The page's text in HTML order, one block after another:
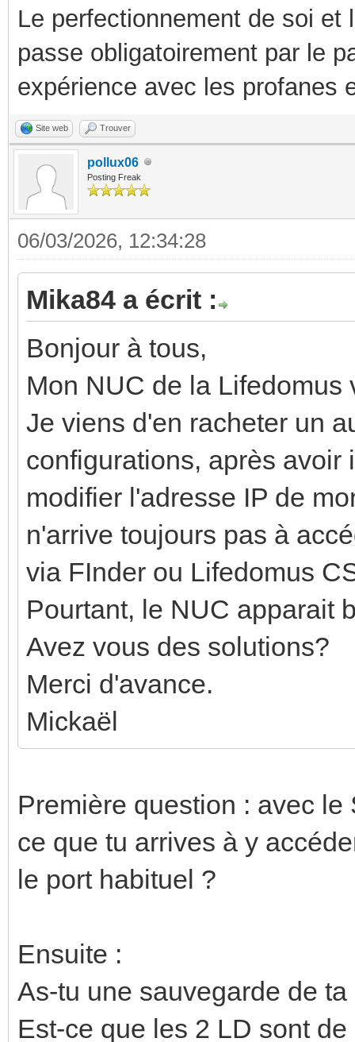
Le perfectionnement de soi
passe obligatoirement par le
expérience avec les profanes
Site web Trouver
pollux06
Posting Freak
06/03/2026, 12:34:28
Mika84 a écrit :
Bonjour à tous,
Mon NUC de la Lifedomus
Je viens d'en racheter un
configurations, après
modifier l'adresse IP de
n'arrive toujours pas à
via FInder ou Lifedomus
Pourtant, le NUC apparait
Avez vous des solutions?
Merci d'avance.
Mickaël
Première question : avec
ce que tu arrives à y
le port habituel ?
Ensuite :
As-tu une sauvegarde de
Est-ce que les 2 LD sont